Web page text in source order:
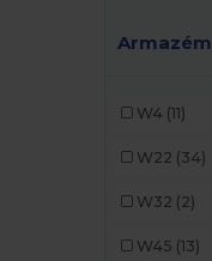
Armazém
W4 (11)
W22 (34)
W32 (2)
W45 (13)